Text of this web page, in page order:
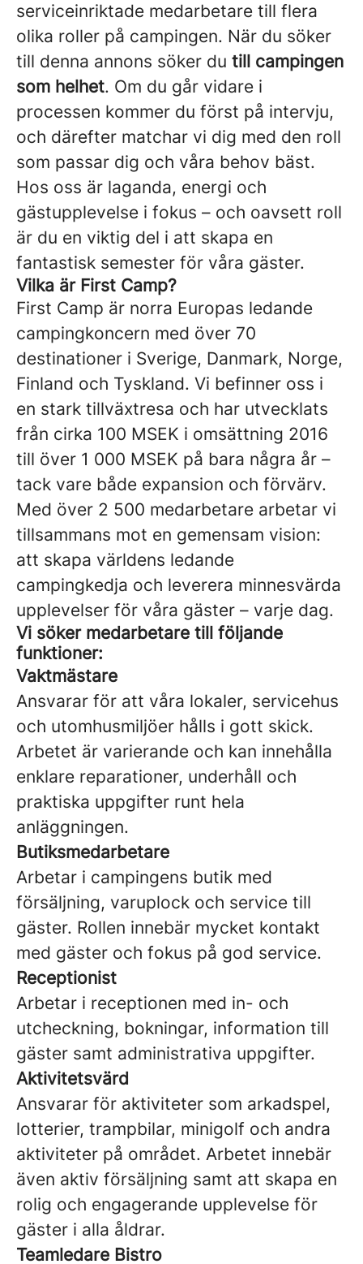
serviceinriktade medarbetare till flera
olika roller på campingen. När du söker
till denna annons söker du till campingen
som helhet. Om du går vidare i
processen kommer du först på intervju,
och därefter matchar vi dig med den roll
som passar dig och våra behov bäst.
Hos oss är laganda, energi och
gästupplevelse i fokus – och oavsett roll
är du en viktig del i att skapa en
fantastisk semester för våra gäster.
Vilka är First Camp?
First Camp är norra Europas ledande
campingkoncern med över 70
destinationer i Sverige, Danmark, Norge,
Finland och Tyskland. Vi befinner oss i
en stark tillväxtresa och har utvecklats
från cirka 100 MSEK i omsättning 2016
till över 1 000 MSEK på bara några år –
tack vare både expansion och förvärv.
Med över 2 500 medarbetare arbetar vi
tillsammans mot en gemensam vision:
att skapa världens ledande
campingkedja och leverera minnesvärda
upplevelser för våra gäster – varje dag.
Vi söker medarbetare till följande
funktioner:
Vaktmästare
Ansvarar för att våra lokaler, servicehus
och utomhusmiljöer hålls i gott skick.
Arbetet är varierande och kan innehålla
enklare reparationer, underhåll och
praktiska uppgifter runt hela
anläggningen.
Butiksmedarbetare
Arbetar i campingens butik med
försäljning, varuplock och service till
gäster. Rollen innebär mycket kontakt
med gäster och fokus på god service.
Receptionist
Arbetar i receptionen med in- och
utcheckning, bokningar, information till
gäster samt administrativa uppgifter.
Aktivitetsvärd
Ansvarar för aktiviteter som arkadspel,
lotterier, trampbilar, minigolf och andra
aktiviteter på området. Arbetet innebär
även aktiv försäljning samt att skapa en
rolig och engagerande upplevelse för
gäster i alla åldrar.
Teamledare Bistro